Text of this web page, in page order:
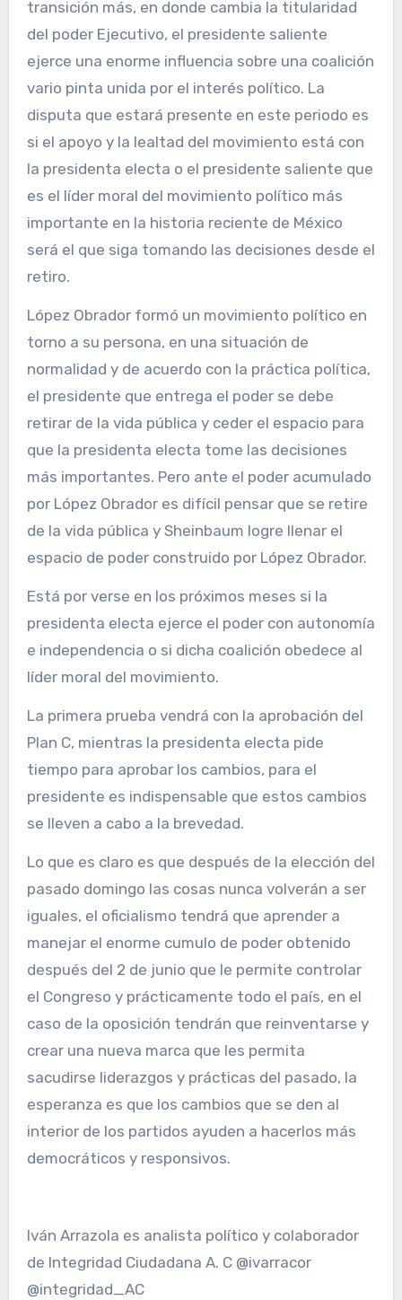
transición más, en donde cambia la titularidad
del poder Ejecutivo, el presidente saliente
ejerce una enorme influencia sobre una coalición
vario pinta unida por el interés político. La
disputa que estará presente en este periodo es
si el apoyo y la lealtad del movimiento está con
la presidenta electa o el presidente saliente que
es el líder moral del movimiento político más
importante en la historia reciente de México
será el que siga tomando las decisiones desde el
retiro.
López Obrador formó un movimiento político en
torno a su persona, en una situación de
normalidad y de acuerdo con la práctica política,
el presidente que entrega el poder se debe
retirar de la vida pública y ceder el espacio para
que la presidenta electa tome las decisiones
más importantes. Pero ante el poder acumulado
por López Obrador es difícil pensar que se retire
de la vida pública y Sheinbaum logre llenar el
espacio de poder construido por López Obrador.
Está por verse en los próximos meses si la
presidenta electa ejerce el poder con autonomía
e independencia o si dicha coalición obedece al
líder moral del movimiento.
La primera prueba vendrá con la aprobación del
Plan C, mientras la presidenta electa pide
tiempo para aprobar los cambios, para el
presidente es indispensable que estos cambios
se lleven a cabo a la brevedad.
Lo que es claro es que después de la elección del
pasado domingo las cosas nunca volverán a ser
iguales, el oficialismo tendrá que aprender a
manejar el enorme cumulo de poder obtenido
después del 2 de junio que le permite controlar
el Congreso y prácticamente todo el país, en el
caso de la oposición tendrán que reinventarse y
crear una nueva marca que les permita
sacudirse liderazgos y prácticas del pasado, la
esperanza es que los cambios que se den al
interior de los partidos ayuden a hacerlos más
democráticos y responsivos.
Iván Arrazola es analista político y colaborador
de Integridad Ciudadana A. C @ivarracor
@integridad_AC